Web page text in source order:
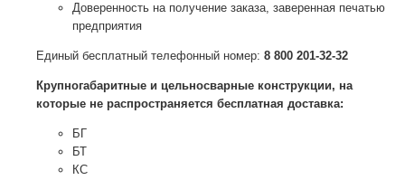
Доверенность на получение заказа, заверенная печатью
предприятия
Единый бесплатный телефонный номер: 8 800 201-32-32
Крупногабаритные и цельносварные конструкции, на
которые не распространяется бесплатная доставка:
БГ
БТ
КС